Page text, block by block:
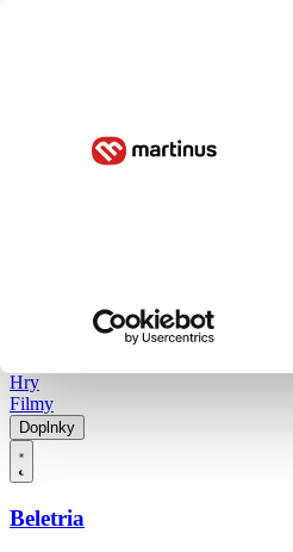
Hry
Filmy
Doplnky
Beletria